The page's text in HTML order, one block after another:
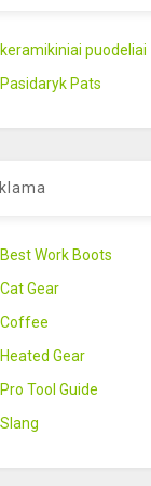
keramikiniai puodeliai
Pasidaryk Pats
Best Work Boots
Cat Gear
Coffee
Heated Gear
Pro Tool Guide
Slang